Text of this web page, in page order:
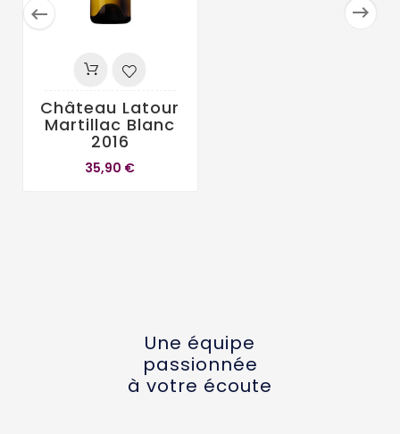
 
Château Latour
Martillac Blanc
2016
35,90 €
Une équipe
passionnée
à votre écoute